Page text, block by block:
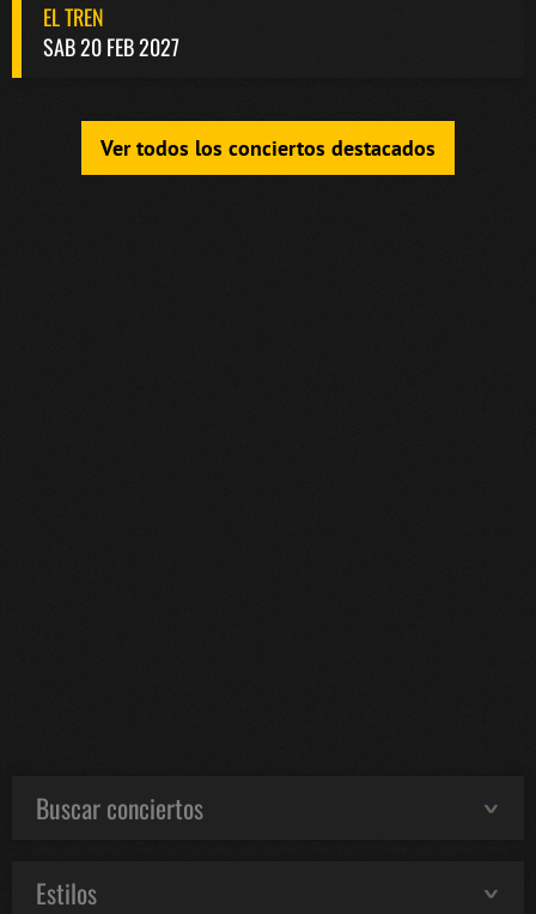
EL TREN
SAB 20 FEB 2027
Ver todos los conciertos destacados
Buscar conciertos
Estilos